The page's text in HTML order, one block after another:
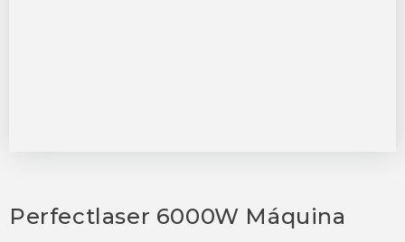
Perfectlaser 6000W Máquina